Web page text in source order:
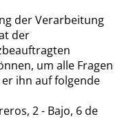
der Verarbeitung
der
um alle Fragen
ihn auf folgende
2 - Bajo, 6 de